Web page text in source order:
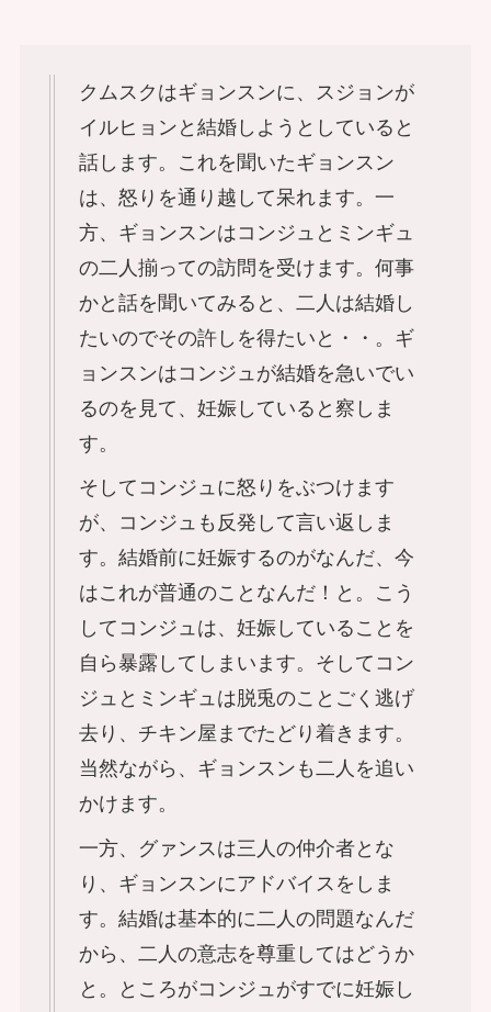
クムスクはギョンスンに、スジョンが
イルヒョンと結婚しようとしていると
話します。これを聞いたギョンスン
は、怒りを通り越して呆れます。一
方、ギョンスンはコンジュとミンギュ
の二人揃っての訪問を受けます。何事
かと話を聞いてみると、二人は結婚し
たいのでその許しを得たいと・・。ギ
ョンスンはコンジュが結婚を急いでい
るのを見て、妊娠していると察しま
す。
そしてコンジュに怒りをぶつけます
が、コンジュも反発して言い返しま
す。結婚前に妊娠するのがなんだ、今
はこれが普通のことなんだ！と。こう
してコンジュは、妊娠していることを
自ら暴露してしまいます。そしてコン
ジュとミンギュは脱兎のことごく逃げ
去り、チキン屋までたどり着きます。
当然ながら、ギョンスンも二人を追い
かけます。
一方、グァンスは三人の仲介者とな
り、ギョンスンにアドバイスをしま
す。結婚は基本的に二人の問題なんだ
から、二人の意志を尊重してはどうか
と。ところがコンジュがすでに妊娠し